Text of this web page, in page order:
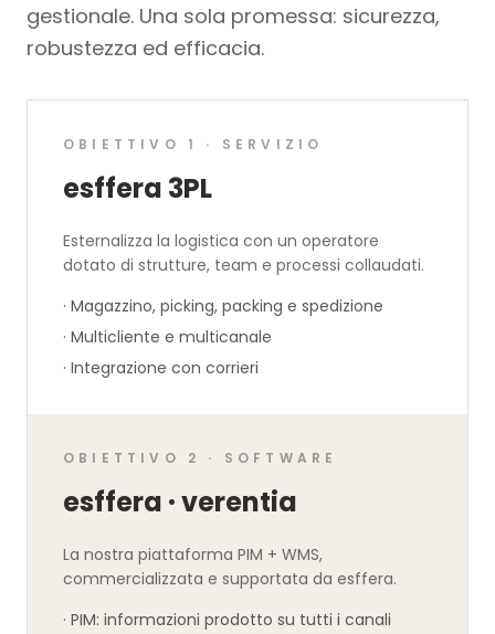
gestionale. Una sola promessa: sicurezza,
robustezza ed efficacia.
OBIETTIVO 1 · SERVIZIO
esffera 3PL
Esternalizza la logistica con un operatore
dotato di strutture, team e processi collaudati.
· Magazzino, picking, packing e spedizione
· Multicliente e multicanale
· Integrazione con corrieri
OBIETTIVO 2 · SOFTWARE
esffera · verentia
La nostra piattaforma PIM + WMS,
commercializzata e supportata da esffera.
· PIM: informazioni prodotto su tutti i canali